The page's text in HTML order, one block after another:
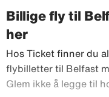
Billige fly til
her
Hos Ticket finner du
flybilletter til Belfast
Glem ikke å legge til